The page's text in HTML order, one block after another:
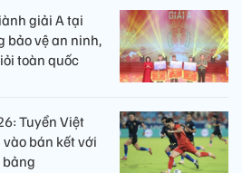
giải A tại
bảo vệ an ninh,
toàn quốc
Tuyển Việt
bán kết với